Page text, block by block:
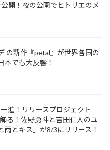
開！夜の公園でヒトリエのメ
の新作『petal』が世界各国の
本でも大反響！
進！リリースプロジェクト
る！佐野勇斗と吉田仁人のユ
雨とキス」が8/3にリリース！